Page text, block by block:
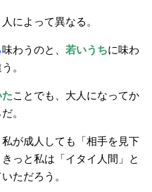
によって異なる。
味わうのと、 若いうちに味わ
。
ことでも、大人になってか
。
が成人しても「相手を見下
っと私は「イタイ人間」と
ただろう。